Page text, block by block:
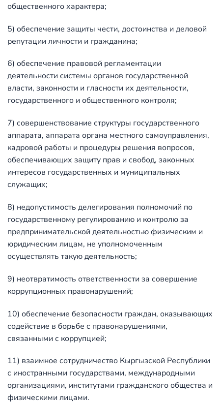
общественного характера;
5) обеспечение защиты чести, достоинства и деловой
репутации личности и гражданина;
6) обеспечение правовой регламентации
деятельности системы органов государственной
власти, законности и гласности их деятельности,
государственного и общественного контроля;
7) совершенствование структуры государственного
аппарата, аппарата органа местного самоуправления,
кадровой работы и процедуры решения вопросов,
обеспечивающих защиту прав и свобод, законных
интересов государственных и муниципальных
служащих;
8) недопустимость делегирования полномочий по
государственному регулированию и контролю за
предпринимательской деятельностью физическим и
юридическим лицам, не уполномоченным
осуществлять такую деятельность;
9) неотвратимость ответственности за совершение
коррупционных правонарушений;
10) обеспечение безопасности граждан, оказывающих
содействие в борьбе с правонарушениями,
связанными с коррупцией;
11) взаимное сотрудничество Кыргызской Республики
с иностранными государствами, международными
организациями, институтами гражданского общества и
физическими лицами.